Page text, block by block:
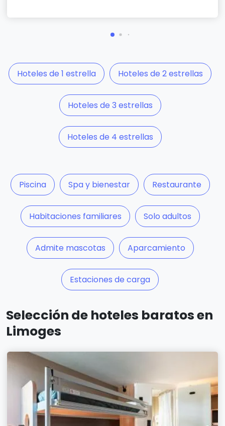
Hoteles de 1 estrella Hoteles de 2 estrellas
Hoteles de 3 estrellas
Hoteles de 4 estrellas
Piscina Spa y bienestar Restaurante
Habitaciones familiares Solo adultos
Admite mascotas Aparcamiento
Estaciones de carga
Selección de hoteles baratos en
Limoges